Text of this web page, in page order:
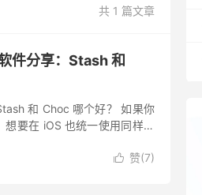
共 1 篇文章
件分享：Stash 和
和 Choc 哪个好？ 如果你
要在 iOS 也统一使用同样的
 赞(7)